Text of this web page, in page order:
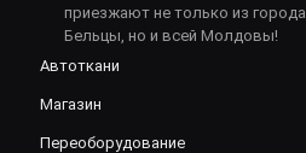
приезжают не только из города
Бельцы, но и всей Молдовы!
Автоткани
Магазин
Переоборудование